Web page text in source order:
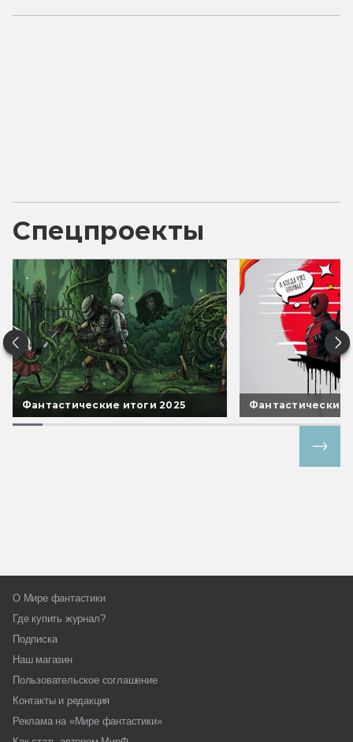
Спецпроекты
Фантастические итоги 2025 Фантастические
О Мире фантастики
Где купить журнал?
Подписка
Наш магазин
Пользовательское соглашение
Контакты и редакция
Реклама на «Мире фантастики»